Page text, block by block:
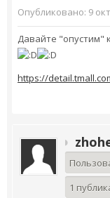
Опубликовано: 9
Давайте "опустим"
https://
1